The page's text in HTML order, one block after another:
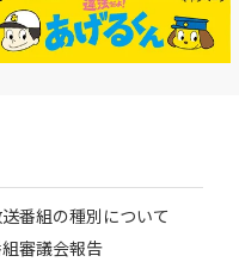
番組の種別について
審議会報告